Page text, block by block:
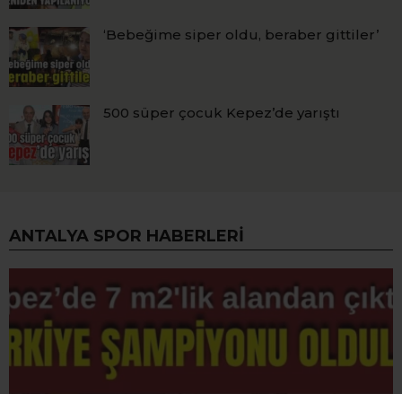
‘Bebeğime siper oldu, beraber gittiler’
500 süper çocuk Kepez’de yarıştı
ANTALYA SPOR HABERLERI